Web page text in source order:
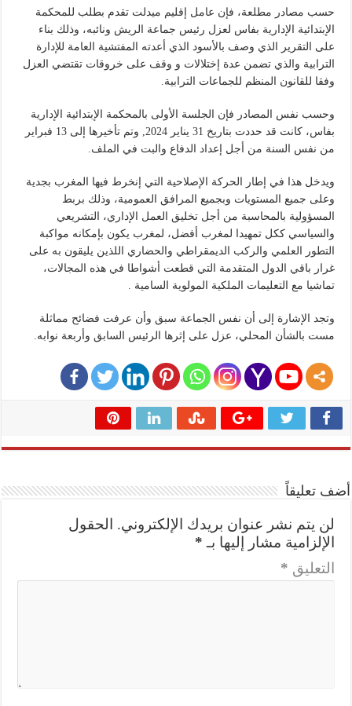
حسب مصادر مطلعة، فإن عامل إقليم ميدلت تقدم بطلب للمحكمة
الإبتدائية الإدارية بفاس لعزل رئيس جماعة الريش ونائبه، وذلك بناء
على التقرير الذي وصف بالأسود الذي أعدته المفتشية العامة للإدارة
الترابية والذي تضمن عدة إختلالات و وقف على خروقات تقتضي العزل
وفقا للقانون المنظم للجماعات الترابية.
وحسب نفس المصادر فإن الجلسة الأولى بالمحكمة الإبتدائية الإدارية
بفاس، كانت قد حددت بتاريخ 31 يناير 2024, وتم تأخيرها إلى 13 فبراير
من نفس السنة من أجل إعداد الدفاع والبت في الملف.
ويدخل هذا في إطار الحركة الإصلاحية التي إنخرط فيها المغرب بجدية
وعلى جميع المستويات وبجميع المرافق العمومية، وذلك بربط
المسؤولية بالمحاسبة من أجل تخليق العمل الإداري، التشريعي
والسياسي ككل تمهيدا لمغرب أفضل، لمغرب يكون بإمكانه مواكبة
التطور العلمي والركب الديمقراطي والحضاري اللذين يليقون به على
غرار باقي الدول المتقدمة التي قطعت أشواطا في هذه المجالات،
تماشيا مع التعليمات الملكية المولوية السامية .
وتجد الإشارة إلى أن نفس الجماعة سبق وأن عرفت فضائح مماثلة
مست بالشأن المحلي، عزل على إثرها الرئيس السابق وأربعة نوابه.
أضف تعليقاً
لن يتم نشر عنوان بريدك الإلكتروني.
الحقول
الإلزامية مشار إليها بـ *
التعليق *